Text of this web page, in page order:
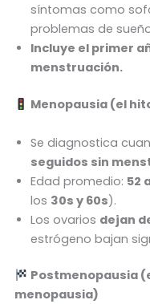
síntomas como
problemas de
Incluye el primer
menstruación.
Menopausia (el
Se diagnostica
seguidos sin
Edad promedio: 52
los 30s y 60s).
Los ovarios dejan
estrógeno bajan
Postmenopausia
menopausia)